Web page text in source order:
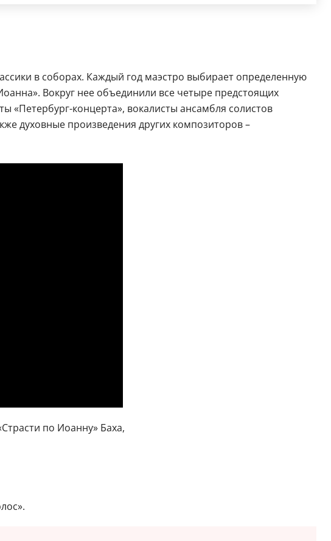
в соборах. Каждый год маэстро выбирает определенную
Вокруг нее объединили все четыре предстоящих
«Петербург-концерта», вокалисты ансамбля солистов
духовные произведения других композиторов –
по Иоанну» Баха,